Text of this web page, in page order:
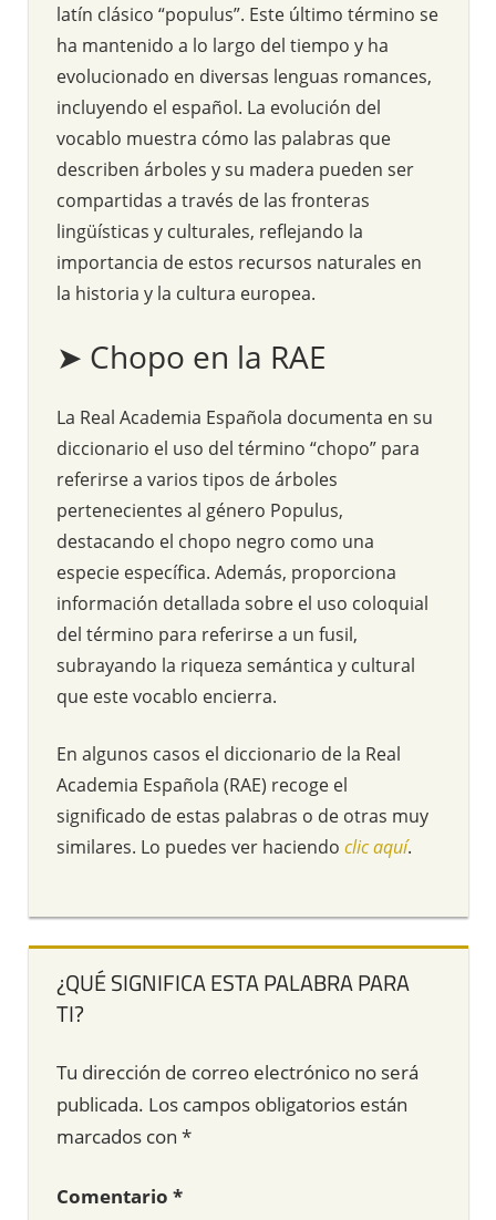
latín clásico “populus”. Este último término se
ha mantenido a lo largo del tiempo y ha
evolucionado en diversas lenguas romances,
incluyendo el español. La evolución del
vocablo muestra cómo las palabras que
describen árboles y su madera pueden ser
compartidas a través de las fronteras
lingüísticas y culturales, reflejando la
importancia de estos recursos naturales en
la historia y la cultura europea.
➤ Chopo en la RAE
La Real Academia Española documenta en su
diccionario el uso del término “chopo” para
referirse a varios tipos de árboles
pertenecientes al género Populus,
destacando el chopo negro como una
especie específica. Además, proporciona
información detallada sobre el uso coloquial
del término para referirse a un fusil,
subrayando la riqueza semántica y cultural
que este vocablo encierra.
En algunos casos el diccionario de la Real
Academia Española (RAE) recoge el
significado de estas palabras o de otras muy
similares. Lo puedes ver haciendo clic aquí.
¿QUÉ SIGNIFICA ESTA PALABRA PARA
TI?
Tu dirección de correo electrónico no será
publicada. Los campos obligatorios están
marcados con *
Comentario *